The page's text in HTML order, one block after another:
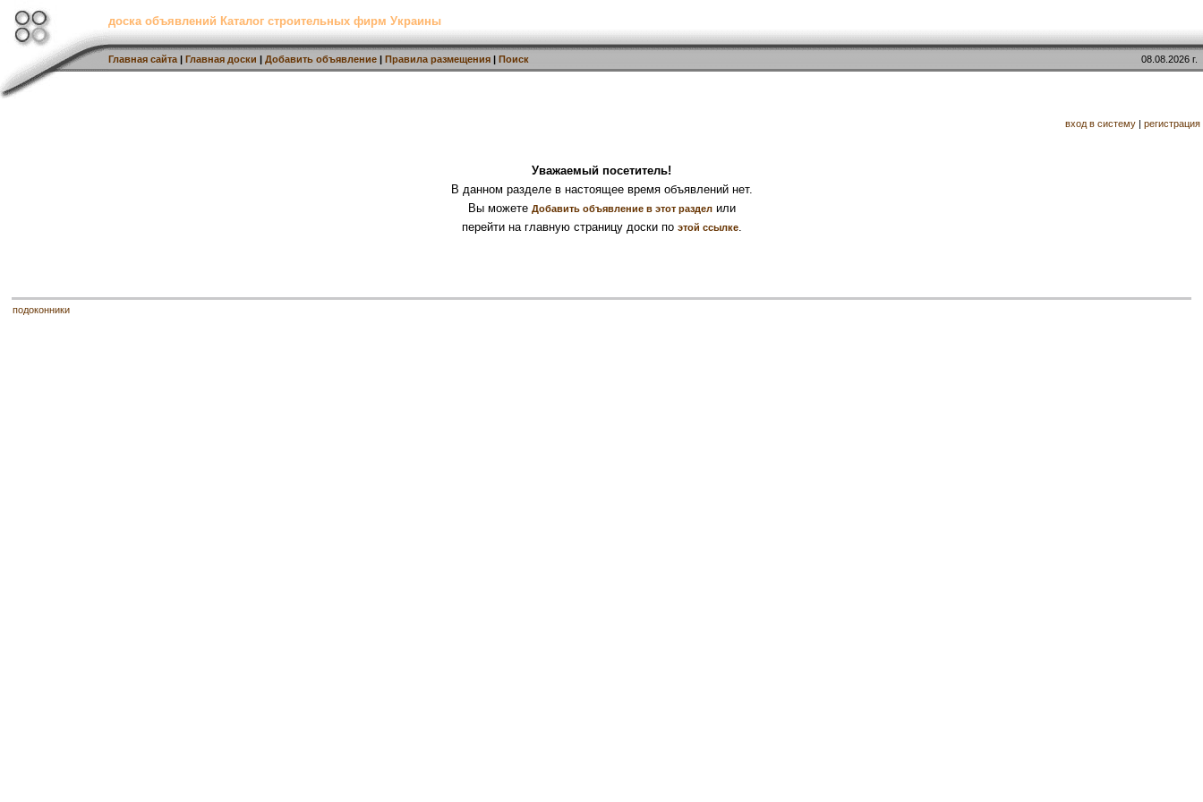
доска объявлений Каталог строительных фирм Украины
Главная сайта | Главная доски | Добавить объявление | Правила размещения | Поиск 08.08.2026 г.
вход в систему | регистрация
Уважаемый посетитель!
В данном разделе в настоящее время объявлений нет.
Вы можете Добавить объявление в этот разделили
перейти на главную страницу доски по этой ссылке.
подоконники